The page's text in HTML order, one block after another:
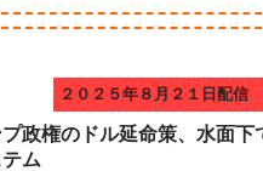
２０２５年８月２１日配信
プ政権のドル延命策、水面下
ム